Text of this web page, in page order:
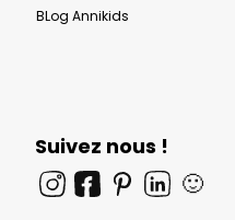
BLog Annikids
Suivez nous !
🙂